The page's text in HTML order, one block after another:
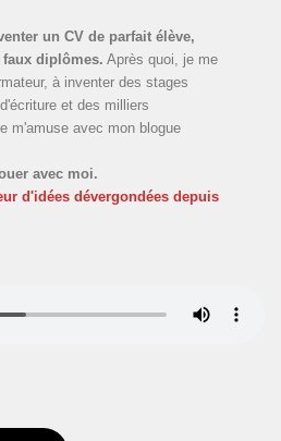
un CV de parfait élève,
faux diplômes. Après quoi, je me
à inventer des stages
et des milliers
m'amuse avec mon blogue
avec moi.
d'idées dévergondées depuis